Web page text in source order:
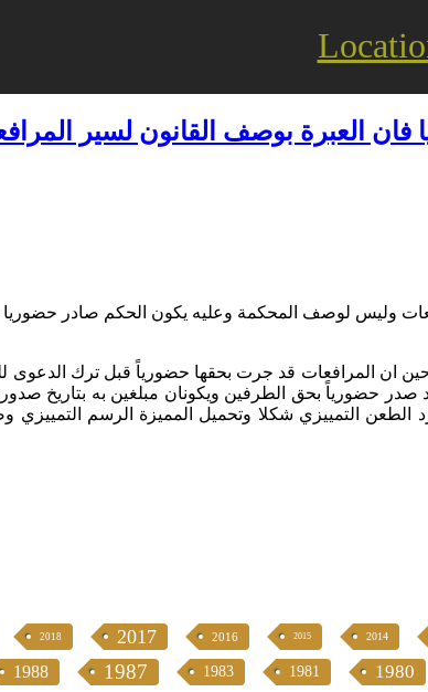
فان العبرة بوصف القانون لسير
وليس لوصف المحكمة وعليه يكون الحكم صادر حضوريا
ان المرافعات قد جرت بحقها حضورياً قبل ترك الدعوى
ان العبرة بوصف القانون لسير المرافعات وليس لوصف المحكمة وبالتالي يكون الحكم الصادر بتاريخ 28/8/2016 قد صدر حضورياً بحق
2018 2017 2016 2015 2014
1988 1987 1983 1981 1980